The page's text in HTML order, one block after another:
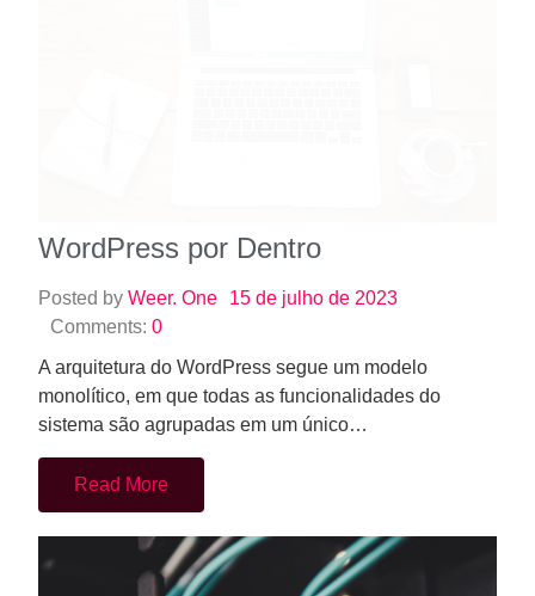
WordPress por Dentro
Posted by Weer. One
15 de julho de 2023
Comments: 0
A arquitetura do WordPress segue um modelo
monolítico, em que todas as funcionalidades do
sistema são agrupadas em um único…
Read More